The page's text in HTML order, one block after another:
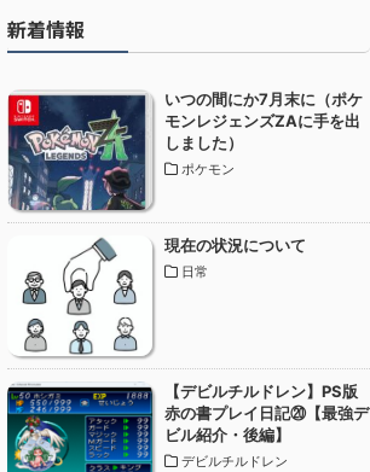
新着情報
いつの間にか7月末に（ポケ
モンレジェンズZAに手を出
しました）
ポケモン
現在の状況について
日常
【デビルチルドレン】PS版
赤の書プレイ日記⑳【最強デ
ビル紹介・後編】
デビルチルドレン